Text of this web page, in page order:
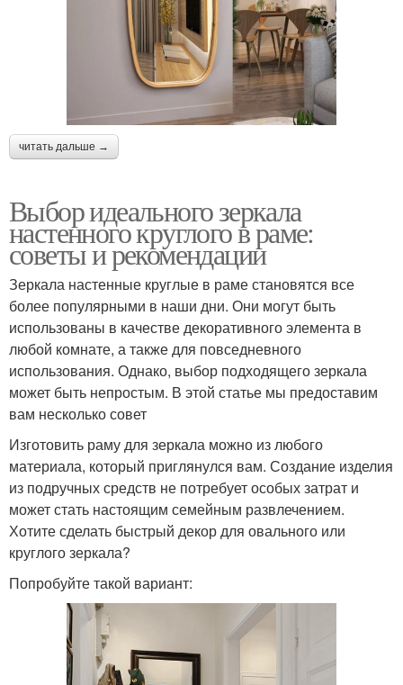
читать дальше →
Выбор идеального зеркала
настенного круглого в раме:
советы и рекомендации
Зеркала настенные круглые в раме становятся все
более популярными в наши дни. Они могут быть
использованы в качестве декоративного элемента в
любой комнате, а также для повседневного
использования. Однако, выбор подходящего зеркала
может быть непростым. В этой статье мы предоставим
вам несколько совет
Изготовить раму для зеркала можно из любого
материала, который приглянулся вам. Создание изделия
из подручных средств не потребует особых затрат и
может стать настоящим семейным развлечением.
Хотите сделать быстрый декор для овального или
круглого зеркала?
Попробуйте такой вариант: